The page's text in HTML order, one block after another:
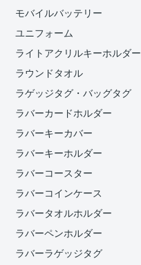
モバイルバッテリー
ユニフォーム
ライトアクリルキーホルダー
ラウンドタオル
ラゲッジタグ・バッグタグ
ラバーカードホルダー
ラバーキーカバー
ラバーキーホルダー
ラバーコースター
ラバーコインケース
ラバータオルホルダー
ラバーペンホルダー
ラバーラゲッジタグ